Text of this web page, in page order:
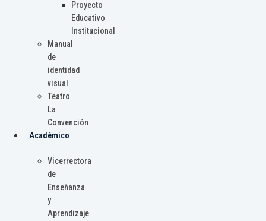
Proyecto
Educativo
Institucional
Manual
de
identidad
visual
Teatro
La
Convención
Académico
Vicerrectora
de
Enseñanza
y
Aprendizaje